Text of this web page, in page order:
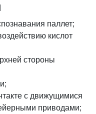
паллет;
кислот
стороны
с движущимися
приводами;